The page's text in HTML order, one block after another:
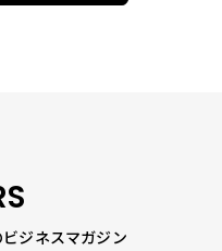
ジネスマガジン